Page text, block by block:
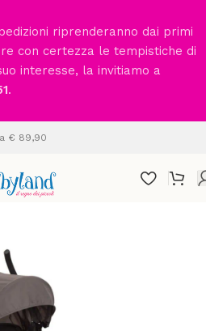
riprenderanno dai primi
con certezza le tempistiche di
interesse, la invitiamo a
.
€ 89,90